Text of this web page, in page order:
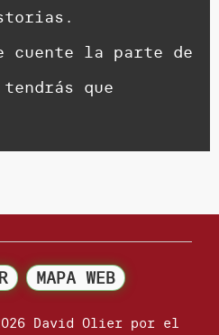
cuente la parte de
que
David Olier por el
MAPA WEB